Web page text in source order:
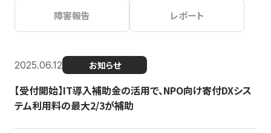
障害報告 レポート
2025.06.12 お知らせ
【受付開始】IT導入補助金の活用で、NPO向け寄付DXシス
テム利用料の最大2/3が補助